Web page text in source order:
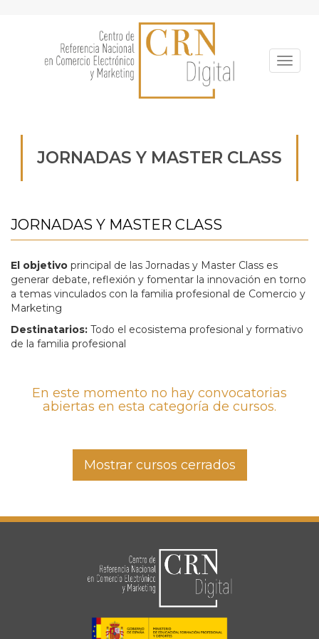
JORNADAS Y MASTER CLASS
JORNADAS Y MASTER CLASS
El objetivo principal de las Jornadas y Master Class es
generar debate, reflexión y fomentar la innovación en torno
a temas vinculados con la familia profesional de Comercio y
Marketing
Destinatarios: Todo el ecosistema profesional y formativo
de la familia profesional
En este momento no hay convocatorias
abiertas en esta categoría de cursos.
Mostrar cursos cerrados